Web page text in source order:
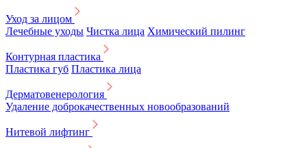
Уход за лицом
Лечебные уходы Чистка лица Химический пилинг
Контурная пластика
Пластика губ Пластика лица
Дерматовенерология
Удаление доброкачественных новообразований
Нитевой лифтинг